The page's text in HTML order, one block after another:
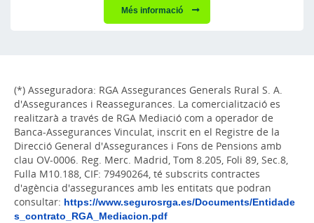
Més informació
(*) Asseguradora: RGA Assegurances Generals Rural S. A.
d'Assegurances i Reassegurances. La comercialització es
realitzarà a través de RGA Mediació com a operador de
Banca-Assegurances Vinculat, inscrit en el Registre de la
Direcció General d'Assegurances i Fons de Pensions amb
clau OV-0006. Reg. Merc. Madrid, Tom 8.205, Foli 89, Sec.8,
Fulla M10.188, CIF: 79490264, té subscrits contractes
d'agència d'assegurances amb les entitats que podran
consultar: https://www.segurosrga.es/Documents/Entidade
s_contrato_RGA_Mediacion.pdf